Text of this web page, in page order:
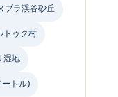
ブラ渓谷砂丘
トゥク村
湿地
トル)